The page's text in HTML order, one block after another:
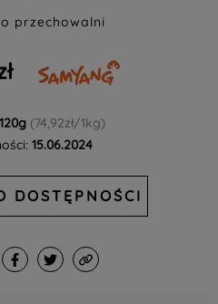
przechowalni
120g (74,92zł/1kg)
15.06.2024
DOSTĘPNOŚCI